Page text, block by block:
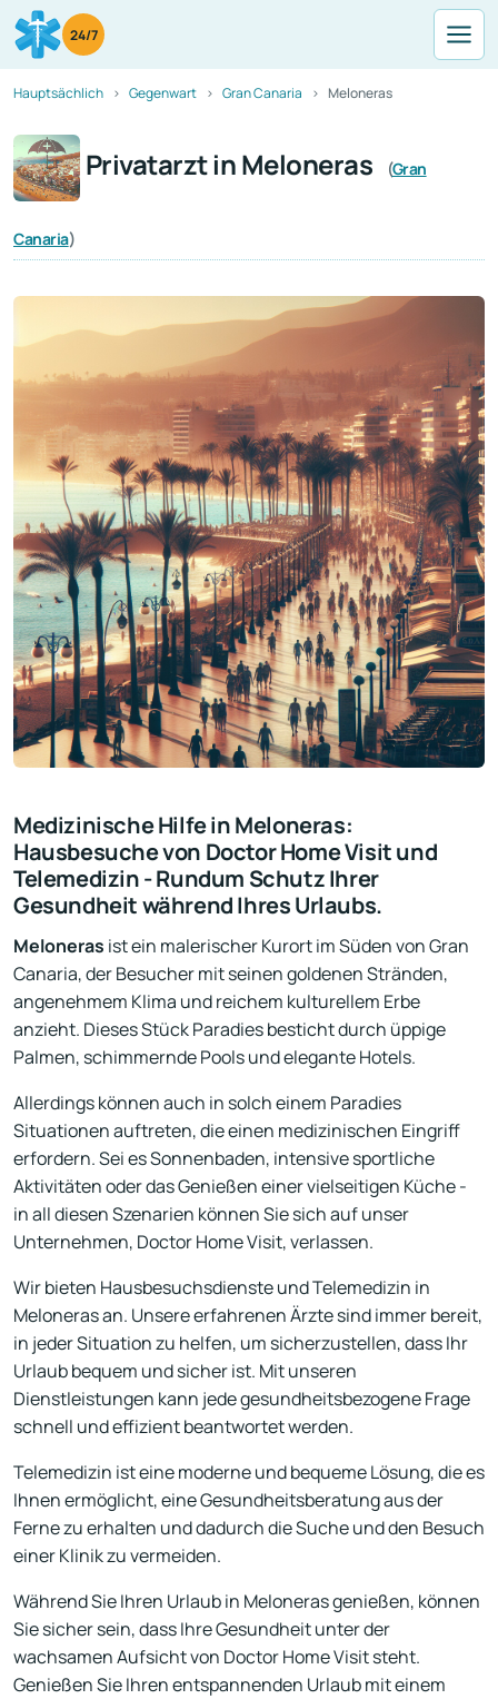
24/7
Hauptsächlich Gegenwart Gran Canaria Meloneras
Privatarzt in Meloneras (Gran
Canaria)
Medizinische Hilfe in Meloneras:
Hausbesuche von Doctor Home Visit und
Telemedizin - Rundum Schutz Ihrer
Gesundheit während Ihres Urlaubs.
Meloneras ist ein malerischer Kurort im Süden von Gran
Canaria, der Besucher mit seinen goldenen Stränden,
angenehmem Klima und reichem kulturellem Erbe
anzieht. Dieses Stück Paradies besticht durch üppige
Palmen, schimmernde Pools und elegante Hotels.
Allerdings können auch in solch einem Paradies
Situationen auftreten, die einen medizinischen Eingriff
erfordern. Sei es Sonnenbaden, intensive sportliche
Aktivitäten oder das Genießen einer vielseitigen Küche -
in all diesen Szenarien können Sie sich auf unser
Unternehmen, Doctor Home Visit, verlassen.
Wir bieten Hausbesuchsdienste und Telemedizin in
Meloneras an. Unsere erfahrenen Ärzte sind immer bereit,
in jeder Situation zu helfen, um sicherzustellen, dass Ihr
Urlaub bequem und sicher ist. Mit unseren
Dienstleistungen kann jede gesundheitsbezogene Frage
schnell und effizient beantwortet werden.
Telemedizin ist eine moderne und bequeme Lösung, die es
Ihnen ermöglicht, eine Gesundheitsberatung aus der
Ferne zu erhalten und dadurch die Suche und den Besuch
einer Klinik zu vermeiden.
Während Sie Ihren Urlaub in Meloneras genießen, können
Sie sicher sein, dass Ihre Gesundheit unter der
wachsamen Aufsicht von Doctor Home Visit steht.
Genießen Sie Ihren entspannenden Urlaub mit einem